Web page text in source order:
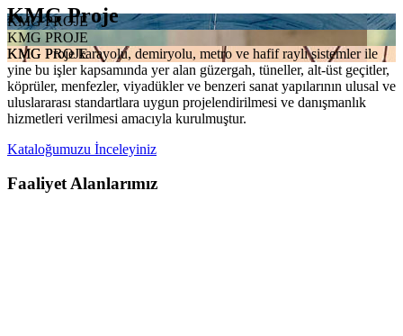
KMG PROJE
KMG PROJE
KMG PROJE
KMG Proje
KMG Proje karayolu, demiryolu, metro ve hafif raylı sistemler ile
yine bu işler kapsamında yer alan güzergah, tüneller, alt-üst geçitler,
köprüler, menfezler, viyadükler ve benzeri sanat yapılarının ulusal ve
uluslararası standartlara uygun projelendirilmesi ve danışmanlık
hizmetleri verilmesi amacıyla kurulmuştur.
Kataloğumuzu İnceleyiniz
Faaliyet Alanlarımız